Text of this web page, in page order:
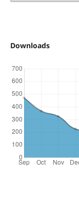
Downloads